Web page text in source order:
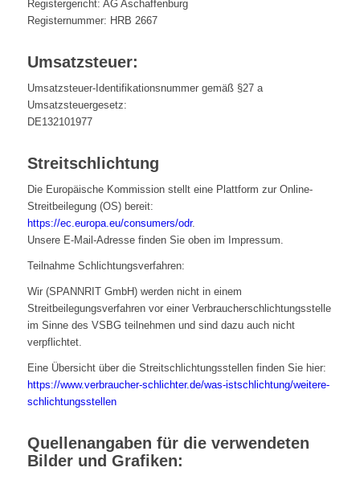
Registergericht: AG Aschaffenburg
Registernummer: HRB 2667
Umsatzsteuer:
Umsatzsteuer-Identifikationsnummer gemäß §27 a
Umsatzsteuergesetz:
DE132101977
Streitschlichtung
Die Europäische Kommission stellt eine Plattform zur Online-
Streitbeilegung (OS) bereit:
https://ec.europa.eu/consumers/odr.
Unsere E-Mail-Adresse finden Sie oben im Impressum.
Teilnahme Schlichtungsverfahren:
Wir (SPANNRIT GmbH) werden nicht in einem
Streitbeilegungsverfahren vor einer Verbraucherschlichtungsstelle
im Sinne des VSBG teilnehmen und sind dazu auch nicht
verpflichtet.
Eine Übersicht über die Streitschlichtungsstellen finden Sie hier:
https://www.verbraucher-schlichter.de/was-istschlichtung/weitere-
schlichtungsstellen
Quellenangaben für die verwendeten
Bilder und Grafiken: